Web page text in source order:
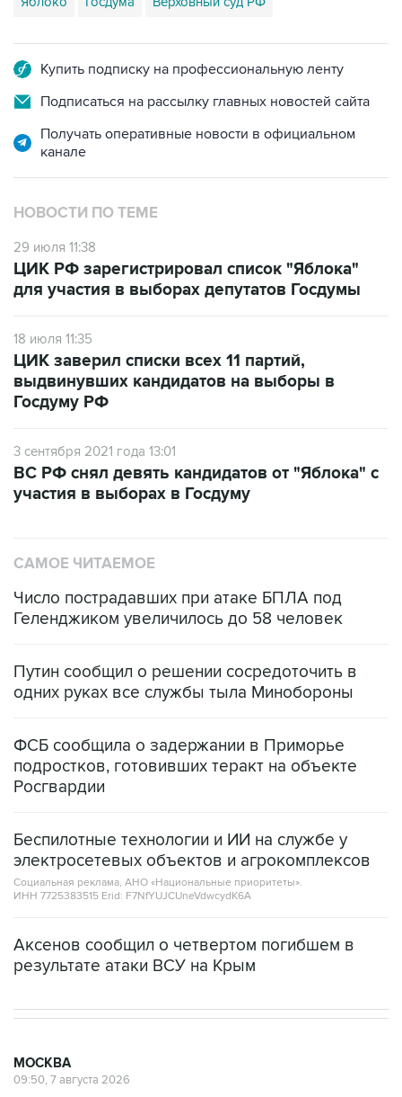
Купить подписку на профессиональную ленту
Подписаться на рассылку главных новостей сайта
Получать оперативные новости в официальном
канале
НОВОСТИ ПО ТЕМЕ
29 июля 11:38
ЦИК РФ зарегистрировал список "Яблока"
для участия в выборах депутатов Госдумы
18 июля 11:35
ЦИК заверил списки всех 11 партий,
выдвинувших кандидатов на выборы в
Госдуму РФ
3 сентября 2021 года 13:01
ВС РФ снял девять кандидатов от "Яблока" с
участия в выборах в Госдуму
САМОЕ ЧИТАЕМОЕ
Число пострадавших при атаке БПЛА под
Геленджиком увеличилось до 58 человек
Путин сообщил о решении сосредоточить в
одних руках все службы тыла Минобороны
ФСБ сообщила о задержании в Приморье
подростков, готовивших теракт на объекте
Росгвардии
Беспилотные технологии и ИИ на службе у
электросетевых объектов и агрокомплексов
Социальная реклама, АНО «Национальные приоритеты».
ИНН 7725383515 Erid: F7NfYUJCUneVdwcydK6A
Аксенов сообщил о четвертом погибшем в
результате атаки ВСУ на Крым
МОСКВА
09:50, 7 августа 2026